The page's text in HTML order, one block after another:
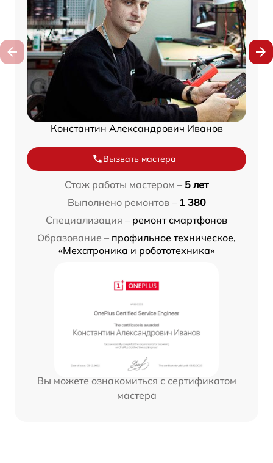
Константин Александрович Иванов
Вызвать мастера
Стаж работы мастером – 5 лет
Выполнено ремонтов – 1 380
Специализация – ремонт смартфонов
Образование – профильное техническое,
«Мехатроника и робототехника»
Вы можете ознакомиться с сертификатом
мастера